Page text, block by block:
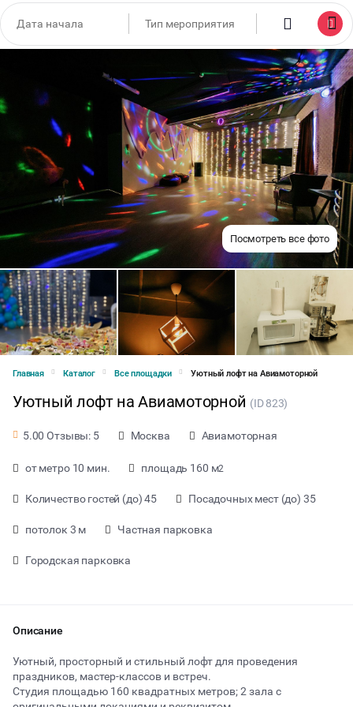
Посмотреть все фото
Главная Каталог Все площадки Уютный лофт на Авиамоторной
Уютный лофт на Авиамоторной (ID 823)
5.00 Отзывы: 5 Москва Авиамоторная
от метро 10 мин. площадь 160 м2
Количество гостей (до) 45 Посадочных мест (до) 35
потолок 3 м Частная парковка
Городская парковка
Описание
Уютный, просторный и стильный лофт для проведения
праздников, мастер-классов и встреч.
Студия площадью 160 квадратных метров; 2 зала с
от 1350 ₽ за час
Тип мероприятия